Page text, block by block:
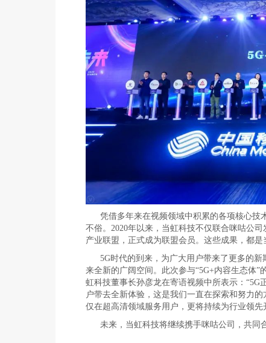
凭借多年来在视频领域中积累的各项核心技
不俗。2020年以来，当虹科技不仅联合咪咕公
产业联盟，正式成为联盟会员。这些成果，都
5G时代的到来，为广大用户带来了更多的
来全新的广阔空间。此次参与“5G+内容生态体
虹科技董事长孙彦龙在寄语视频中所表示：
户带去全新体验，这是我们一直在探索和努力
仅在超高清领域服务用户，更将持续为行业领先
未来，当虹科技将继续携手咪咕公司，共同